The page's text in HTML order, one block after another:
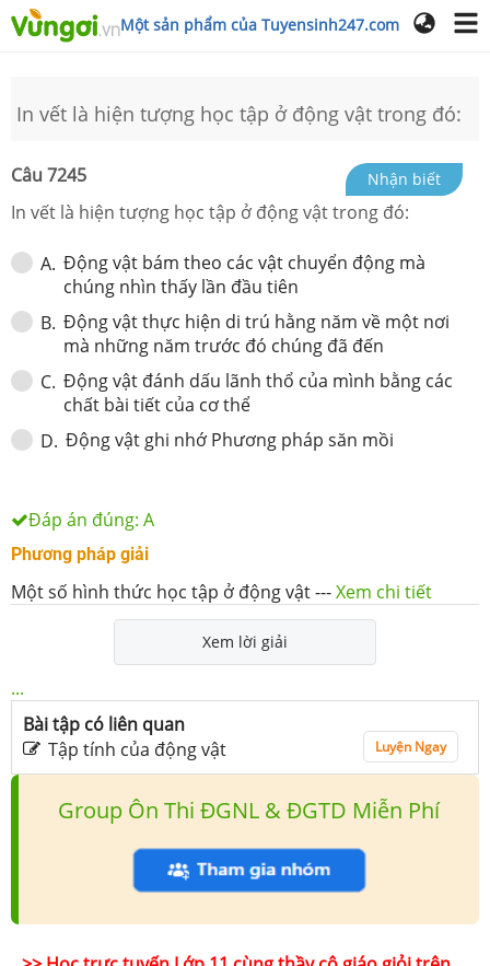
Một sản phẩm của Tuyensinh247.com
In vết là hiện tượng học tập ở động vật trong đó:
Câu 7245 Nhận biết
In vết là hiện tượng học tập ở động vật trong đó:
A. Động vật bám theo các vật chuyển động mà
chúng nhìn thấy lần đầu tiên
B. Động vật thực hiện di trú hằng năm về một nơi
mà những năm trước đó chúng đã đến
C. Động vật đánh dấu lãnh thổ của mình bằng các
chất bài tiết của cơ thể
D. Động vật ghi nhớ Phương pháp săn mồi
Đáp án đúng: A
Phương pháp giải
Một số hình thức học tập ở động vật---Xem chi tiết
Xem lời giải
...
Bài tập có liên quan
Tập tính của động vật
Luyện Ngay
Group Ôn Thi ĐGNL & ĐGTD Miễn Phí